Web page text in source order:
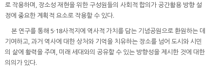
로 작용하며, 장소성 재현을 위한 구성원들의 사회적 합의가 공간활용 방향 설
정에 중요한 계획적 요소로 작용할 수 있다.
본 연구를 통해 5·18사적지에 역사적 가치를 담는 기념공원으로 환원하는 데
기여하고, 과거 역사에 대한 상처와 기억을 치유하는 장소를 넘어 도시와 시민
의 삶에 활력을 주며, 미래 세대와의 공유할 수 있는 방향성을 제시한 것에 대한
의의가 있다.